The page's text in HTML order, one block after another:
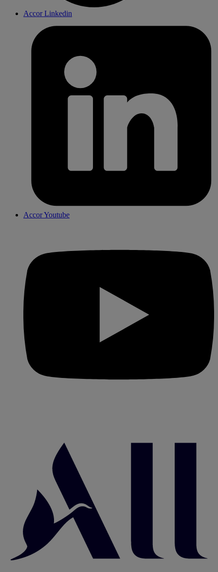
Accor Linkedin
Accor Youtube